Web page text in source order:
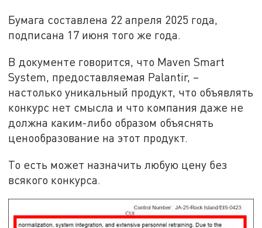
Бумага составлена 22 апреля 2025 года,
подписана 17 июня того же года.
В документе говорится, что Maven Smart
System, предоставляемая Palantir, –
настолько уникальный продукт, что объявлять
конкурс нет смысла и что компания даже не
должна каким-либо образом объяснять
ценообразование на этот продукт.
То есть может назначить любую цену без
всякого конкурса.